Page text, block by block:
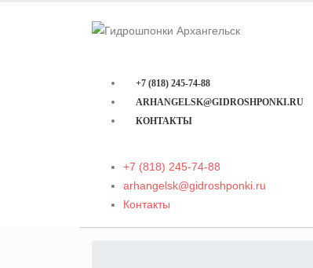
+7 (818) 245-74-88
ARHANGELSK@GIDROSHPONKI.RU
КОНТАКТЫ
+7 (818) 245-74-88
arhangelsk@gidroshponki.ru
Контакты